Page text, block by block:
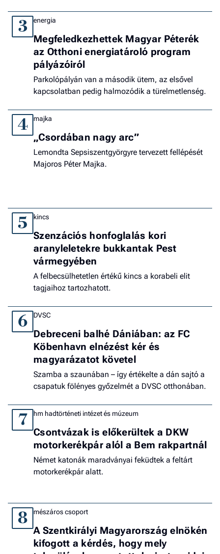
3 energia
Megfeledkezhettek Magyar Péterék
az Otthoni energiatároló program
pályázóiról
Parkolópályán van a második ütem, az elsővel
kapcsolatban pedig halmozódik a türelmetlenség.
4 majka
„Csordában nagy arc”
Lemondta Sepsiszentgyörgyre tervezett fellépését
Majoros Péter Majka.
5 kincs
Szenzációs honfoglalás kori
aranyleletekre bukkantak Pest
vármegyében
A felbecsülhetetlen értékű kincs a korabeli elit
tagjaihoz tartozhatott.
6 DVSC
Debreceni balhé Dániában: az FC
Köbenhavn elnézést kér és
magyarázatot követel
Szamba a szaunában – így értékelte a dán sajtó a
csapatuk fölényes győzelmét a DVSC otthonában.
7 hm hadtörténeti intézet és múzeum
Csontvázak is előkerültek a DKW
motorkerékpár alól a Bem rakpartnál
Német katonák maradványai feküdtek a feltárt
motorkerékpár alatt.
8 mészáros csoport
A Szentkirályi Magyarország elnökén
kifogott a kérdés, hogy mely